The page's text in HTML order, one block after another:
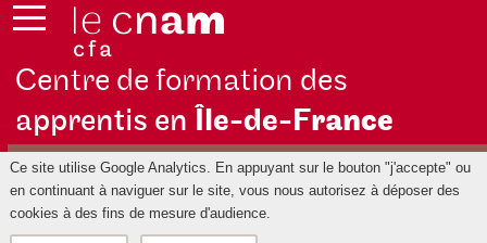
Centre de formation des
apprentis en Île-de-France
Ce site utilise Google Analytics. En appuyant sur le bouton "j'accepte" ou
en continuant à naviguer sur le site, vous nous autorisez à déposer des
cookies à des fins de mesure d'audience.